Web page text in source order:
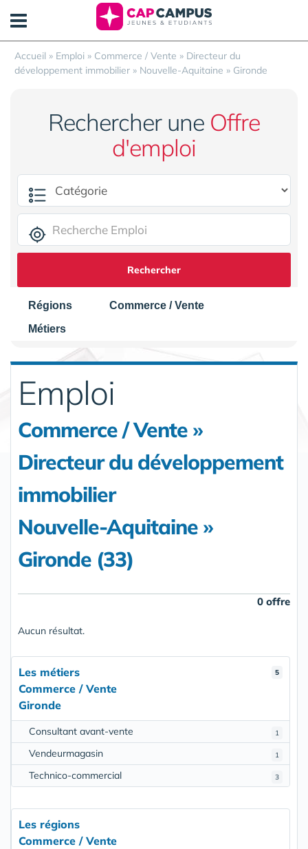
Accueil » Emploi » Commerce / Vente » Directeur du
développement immobilier » Nouvelle-Aquitaine » Gironde
Rechercher une Offre
d'emploi
Rechercher
Régions
Commerce / Vente
Métiers
Emploi
Commerce / Vente »
Directeur du développement
immobilier
Nouvelle-Aquitaine »
Gironde (33)
0 offre
Aucun résultat.
5
Les métiers
Commerce / Vente
Gironde
1
Consultant avant-vente
1
Vendeurmagasin
3
Technico-commercial
Les régions
Commerce / Vente
Panneau de gestion des cookies